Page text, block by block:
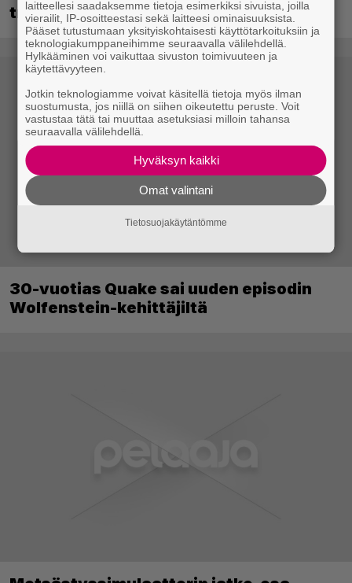
trailerin
30-vuotias Quake sai uuden episodin
Wolfenstein-kehittäjiltä
laitteellesi saadaksemme tietoja esimerkiksi sivuista, joilla
vierailit, IP-osoitteestasi sekä laitteesi ominaisuuksista.
Pääset tutustumaan yksityiskohtaisesti käyttötarkoituksiin ja
teknologiakumppaneihimme seuraavalla välilehdellä.
Hylkääminen voi vaikuttaa sivuston toimivuuteen ja
käytettävyyteen.
Jotkin teknologiamme voivat käsitellä tietoja myös ilman
suostumusta, jos niillä on siihen oikeutettu peruste. Voit
vastustaa tätä tai muuttaa asetuksiasi milloin tahansa
seuraavalla välilehdellä.
Hyväksyn kaikki
Omat valintani
Tietosuojakäytäntömme